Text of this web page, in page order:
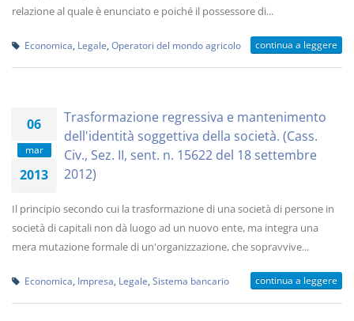
relazione al quale è enunciato e poiché il possessore di...
Economica Legale Operatori del mondo agricolo continua a leggere
06
mar
2013
Trasformazione regressiva e mantenimento
dell'identità soggettiva della società. (Cass.
Civ., Sez. II, sent. n. 15622 del 18 settembre
2012)
Il principio secondo cui la trasformazione di una società di persone in
società di capitali non dà luogo ad un nuovo ente, ma integra una
mera mutazione formale di un'organizzazione, che sopravvive...
Economica Impresa Legale Sistema bancario continua a leggere